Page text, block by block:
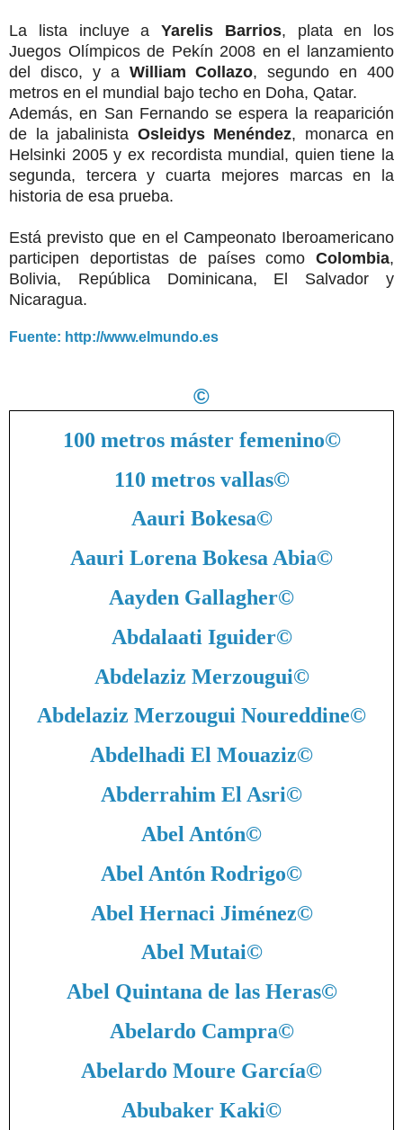
La lista incluye a Yarelis Barrios, plata en los
Juegos Olímpicos de Pekín 2008 en el lanzamiento
del disco, y a William Collazo, segundo en 400
metros en el mundial bajo techo en Doha, Qatar.
Además, en San Fernando se espera la reaparición
de la jabalinista Osleidys Menéndez, monarca en
Helsinki 2005 y ex recordista mundial, quien tiene la
segunda, tercera y cuarta mejores marcas en la
historia de esa prueba.
Está previsto que en el Campeonato Iberoamericano
participen deportistas de países como Colombia,
Bolivia, República Dominicana, El Salvador y
Nicaragua.
Fuente: http://www.elmundo.es
©
100 metros máster femenino©
110 metros vallas©
Aauri Bokesa©
Aauri Lorena Bokesa Abia©
Aayden Gallagher©
Abdalaati Iguider©
Abdelaziz Merzougui©
Abdelaziz Merzougui Noureddine©
Abdelhadi El Mouaziz©
Abderrahim El Asri©
Abel Antón©
Abel Antón Rodrigo©
Abel Hernaci Jiménez©
Abel Mutai©
Abel Quintana de las Heras©
Abelardo Campra©
Abelardo Moure García©
Abubaker Kaki©